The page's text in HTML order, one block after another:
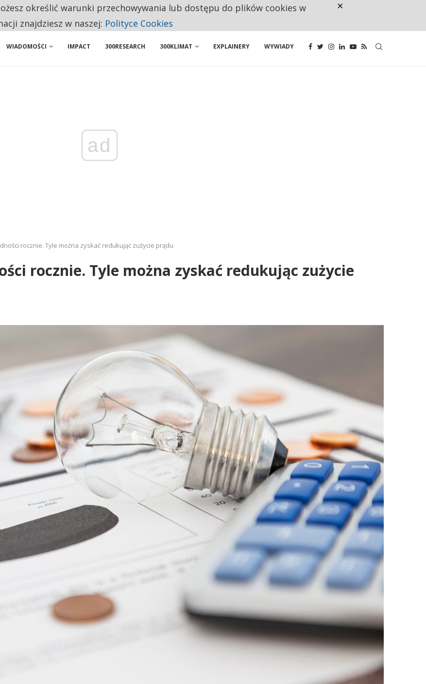
WIELU KANDYDATÓW NIE ROZPOCZYNA PRACY
WIADOMOŚCI IMPACT 300RESEARCH 300KLIMAT EXPLAINERY WYWIADY
ad
rocznie. Tyle można zyskać redukując zużycie prądu
rocznie. Tyle można zyskać redukując zużycie
określić warunki przechowywania lub dostępu do plików cookies w
znajdziesz w naszej: Polityce Cookies
×